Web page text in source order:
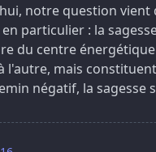
notre question vient
en particulier : la
du centre
l'autre, mais
négatif, la sagesse